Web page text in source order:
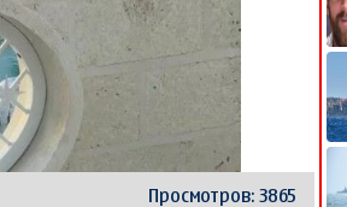
Просмотров: 3865